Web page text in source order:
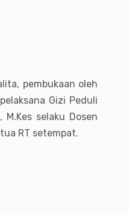
pembukaan oleh
Gizi Peduli
selaku Dosen
RT setempat.